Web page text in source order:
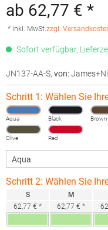
ab 62,77 € *
* inkl. MwSt.zzgl.
Sofort verfügbar,
JN137-AA-S, von:
Schritt 1: Wählen Sie
Aqua Black Brown
Olive Red
Schritt 2: Wählen Sie
S
62,77 € *
M
62,77 € *